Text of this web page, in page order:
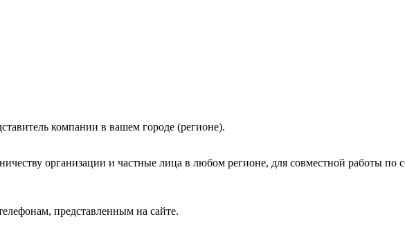
компании в вашем городе (регионе).
организации и частные лица в любом регионе, для совместной работы по
представленным на сайте.